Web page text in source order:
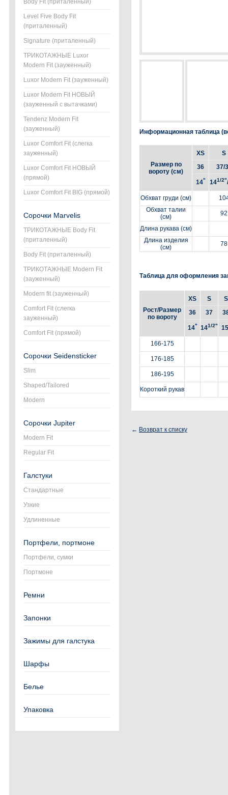
Body Fit (приталенный)
Level Five Body Fit
(приталенный)
Signature (приталенный)
ТРИКОТАЖНЫЕ Luxor
Modern Fit (зауженный)
Luxor Modern Fit (зауженный)
Luxor Modern Fit НОВЫЙ
(зауженный с вытачками)
Tendenz Modern Fit
(зауженный)
Luxor Comfort Fit (слегка
зауженный)
Luxor Comfort Fit НОВЫЙ
(прямой)
Luxor Comfort Fit BIG (прямой)
Сорочки Marvelis
ТРИКОТАЖНЫЕ Body Fit
(приталенный)
Body Fit (приталенный)
ТРИКОТАЖНЫЕ Modern Fit
(зауженный)
Modern fit (зауженный)
Comfort Fit (слегка
зауженный)
Comfort Fit (прямой)
Сорочки Seidensticker
Slim
Shaped/Tailored
Modern
Сорочки Jupiter
Modern Fit
Regular Fit
Галстуки
Стандартные
Узкие
Удлиненные
Портфели, портмоне
Портфели, сумки
Портмоне
Ремни
Запонки
Зажимы для галстука
Шарфы
Белье
Упаковка
Информационная таблица
Размер по
вороту (см)
XS
36
14"
S
37/
141/2"
Обхват груди (см)
Обхват талии
(см)
92
Длина рукава (см)
Длина изделия
(см)
78
Таблица для оформления
Рост/Размер
по вороту
XS
36
14"
S
37
141/2"
S
15
166-175
176-185
186-195
Короткий рукав
← Возврат к списку